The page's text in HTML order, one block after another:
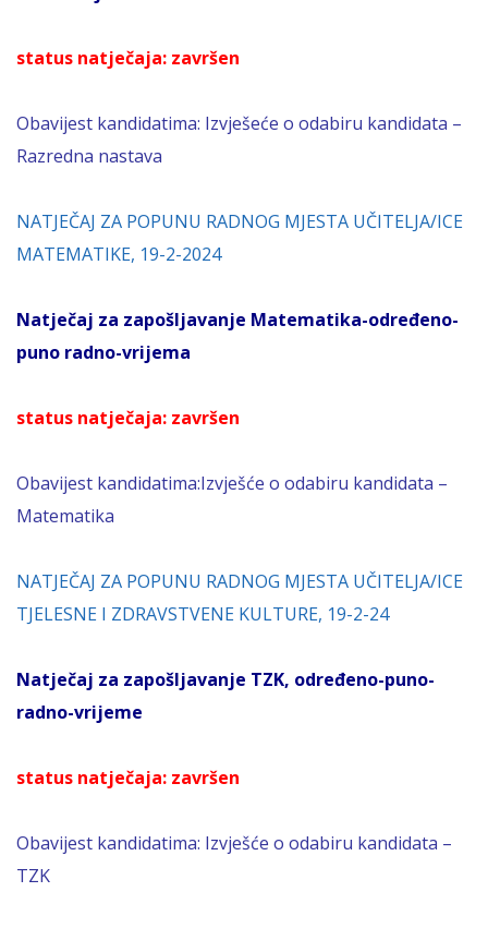
status natječaja: završen
Obavijest kandidatima: Izvješeće o odabiru kandidata –
Razredna nastava
NATJEČAJ ZA POPUNU RADNOG MJESTA UČITELJA/ICE
MATEMATIKE, 19-2-2024
Natječaj za zapošljavanje Matematika-određeno-
puno radno-vrijema
status natječaja: završen
Obavijest kandidatima:Izvješće o odabiru kandidata –
Matematika
NATJEČAJ ZA POPUNU RADNOG MJESTA UČITELJA/ICE
TJELESNE I ZDRAVSTVENE KULTURE, 19-2-24
Natječaj za zapošljavanje TZK, određeno-puno-
radno-vrijeme
status natječaja: završen
Obavijest kandidatima: Izvješće o odabiru kandidata –
TZK